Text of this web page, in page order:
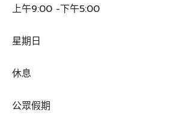
上午9:00 -下午5:00
星期日
休息
公眾假期